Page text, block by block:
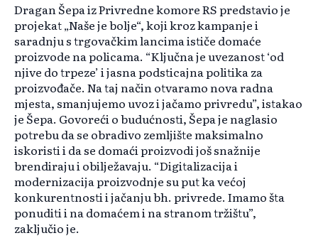
Dragan Šepa iz Privredne komore RS predstavio je
projekat „Naše je bolje“, koji kroz kampanje i
saradnju s trgovačkim lancima ističe domaće
proizvode na policama. “Ključna je uvezanost ‘od
njive do trpeze’ i jasna podsticajna politika za
proizvođače. Na taj način otvaramo nova radna
mjesta, smanjujemo uvoz i jačamo privredu”, istakao
je Šepa. Govoreći o budućnosti, Šepa je naglasio
potrebu da se obradivo zemljište maksimalno
iskoristi i da se domaći proizvodi još snažnije
brendiraju i obilježavaju. “Digitalizacija i
modernizacija proizvodnje su put ka većoj
konkurentnosti i jačanju bh. privrede. Imamo šta
ponuditi i na domaćem i na stranom tržištu”,
zaključio je.